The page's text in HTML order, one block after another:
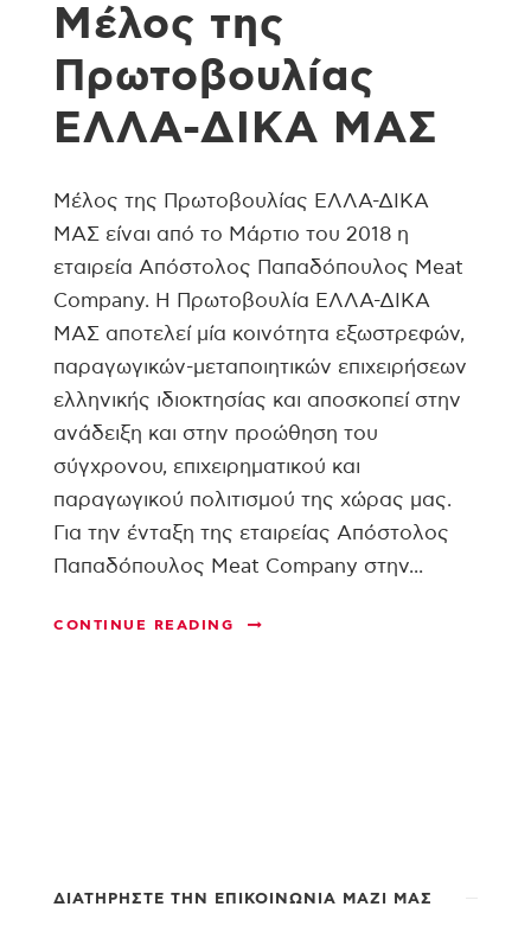
Μέλος της
Πρωτοβουλίας
ΕΛΛΑ-ΔΙΚΑ ΜΑΣ
Μέλος της Πρωτοβουλίας ΕΛΛΑ-ΔΙΚΑ
ΜΑΣ είναι από το Μάρτιο του 2018 η
εταιρεία Απόστολος Παπαδόπουλος Meat
Company. Η Πρωτοβουλία ΕΛΛΑ-ΔΙΚΑ
ΜΑΣ αποτελεί μία κοινότητα εξωστρεφών,
παραγωγικών-μεταποιητικών επιχειρήσεων
ελληνικής ιδιοκτησίας και αποσκοπεί στην
ανάδειξη και στην προώθηση του
σύγχρονου, επιχειρηματικού και
παραγωγικού πολιτισμού της χώρας μας.
Για την ένταξη της εταιρείας Απόστολος
Παπαδόπουλος Meat Company στην...
CONTINUE READING
ΔΙΑΤΗΡΉΣΤΕ ΤΗΝ ΕΠΙΚΟΙΝΩΝΊΑ ΜΑΖΊ ΜΑΣ